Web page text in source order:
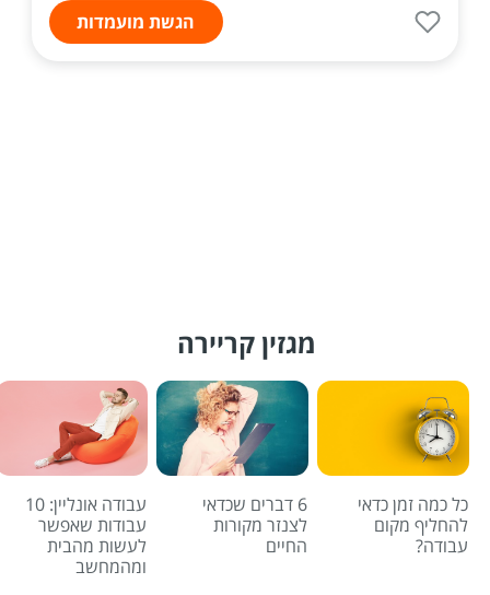
הגשת מועמדות
מגזין קריירה
כל כמה זמן כדאי
להחליף מקום
עבודה?
6 דברים שכדאי
לצנזר מקורות
החיים
עבודה אונליין: 10
עבודות שאפשר
לעשות מהבית
ומהמחשב